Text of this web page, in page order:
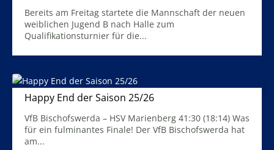
Bereits am Freitag startete die Mannschaft der neuen
weiblichen Jugend B nach Halle zum
Qualifikationsturnier für die...
Happy End der Saison 25/26
VfB Bischofswerda – HSV Marienberg 41:30 (18:14) Was
für ein fulminantes Finale! Der VfB Bischofswerda hat
am...